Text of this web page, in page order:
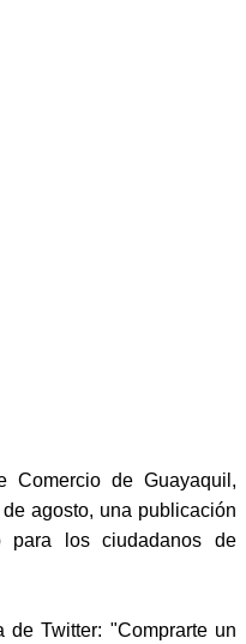
Comercio de Guayaquil,
agosto, una publicación
para los ciudadanos de
Twitter: "Comprarte un